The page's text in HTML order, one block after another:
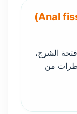
🔴 1. تمزقات شرجية (Anal fissures)
الشرج،
من